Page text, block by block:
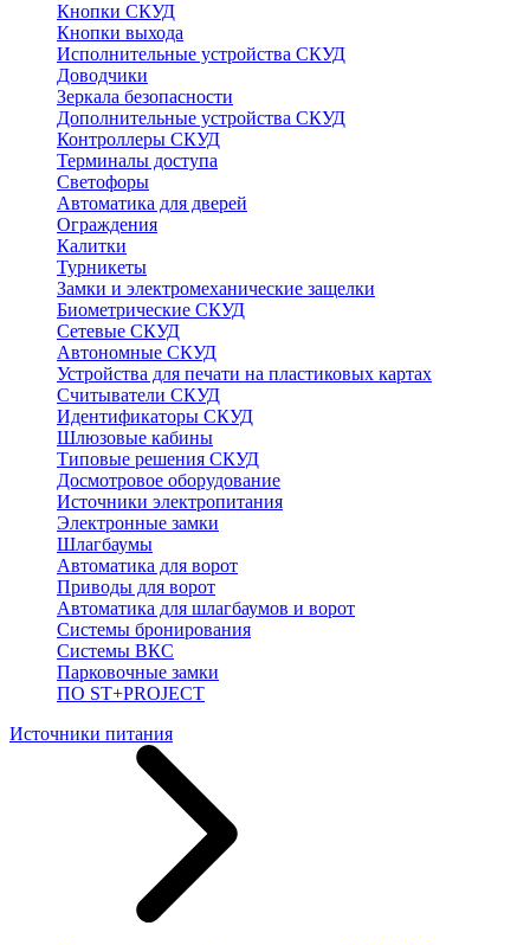
Кнопки СКУД
Кнопки выхода
Исполнительные устройства СКУД
Доводчики
Зеркала безопасности
Дополнительные устройства СКУД
Контроллеры СКУД
Терминалы доступа
Светофоры
Автоматика для дверей
Ограждения
Калитки
Турникеты
Замки и электромеханические защелки
Биометрические СКУД
Сетевые СКУД
Автономные СКУД
Устройства для печати на пластиковых картах
Считыватели СКУД
Идентификаторы СКУД
Шлюзовые кабины
Типовые решения СКУД
Досмотровое оборудование
Источники электропитания
Электронные замки
Шлагбаумы
Автоматика для ворот
Приводы для ворот
Автоматика для шлагбаумов и ворот
Системы бронирования
Системы ВКС
Парковочные замки
ПО ST+PROJECT
Источники питания